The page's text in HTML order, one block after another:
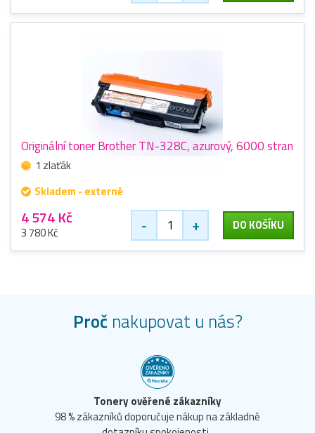
Originální toner Brother TN-328C, azurový, 6000 stran
1 zlaťák
Skladem - externě
4 574 Kč
3 780 Kč - + DO KOŠÍKU
Proč nakupovat u nás?
Tonery ověřené zákazníky
98 % zákazníků doporučuje nákup na základně